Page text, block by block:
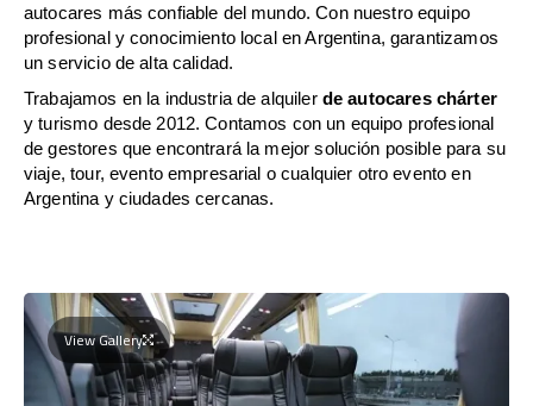
autocares más confiable del mundo. Con nuestro equipo
profesional y conocimiento local en Argentina, garantizamos
un servicio de alta calidad.
Trabajamos en la industria de alquiler de autocares chárter
y turismo desde 2012. Contamos con un equipo profesional
de gestores que encontrará la mejor solución posible para su
viaje, tour, evento empresarial o cualquier otro evento en
Argentina y ciudades cercanas.
View Gallery